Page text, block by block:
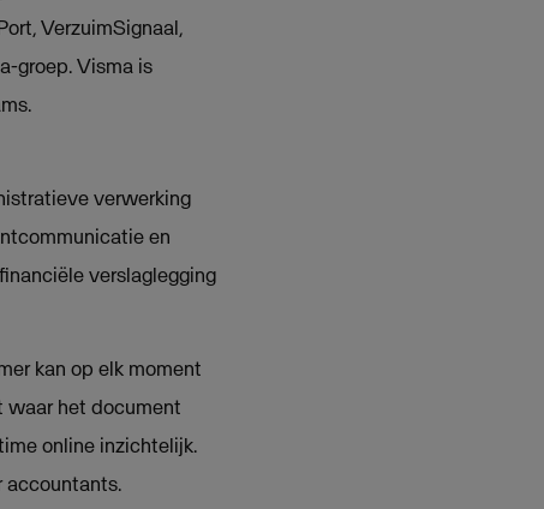
VerzuimSignaal,
groep. Visma is
verwerking
en
verslaglegging
kan op elk moment
waar het document
online inzichtelijk.
accountants.